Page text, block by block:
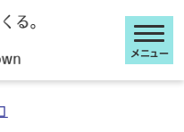
メニュー